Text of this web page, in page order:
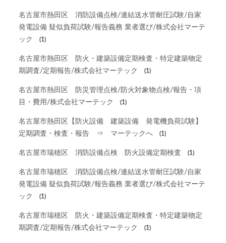
名古屋市熱田区 消防設備点検/連結送水管耐圧試験/自家
発電設備 疑似負荷試験/報告義務 業者選び/株式会社マーテ
ック
(1)
名古屋市熱田区 防火・建築設備定期検査・特定建築物定
期調査/定期報告/株式会社マーテック
(1)
名古屋市熱田区 防災管理点検/防火対象物点検/報告・項
目・費用/株式会社マーテック
(1)
名古屋市熱田区【防火設備 建築設備 発電機負荷試験】
定期調査・検査・報告 ⇒ マーテックへ
(1)
名古屋市瑞穂区 消防設備点検 防火設備定期検査 (1)
名古屋市瑞穂区 消防設備点検/連結送水管耐圧試験/自家
発電設備 疑似負荷試験/報告義務 業者選び/株式会社マーテ
ック
(1)
名古屋市瑞穂区 防火・建築設備定期検査・特定建築物定
期調査/定期報告/株式会社マーテック
(1)